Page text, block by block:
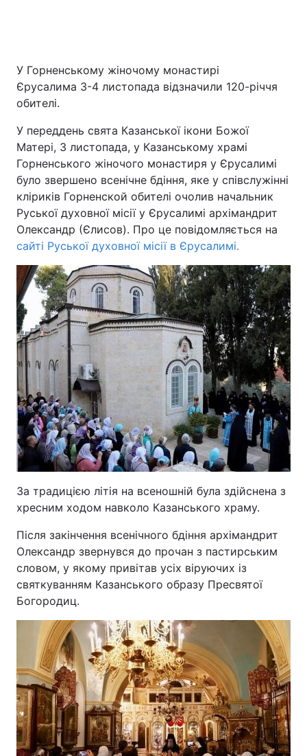
У Горненському жіночому монастирі
Єрусалима 3-4 листопада відзначили 120-річчя
обителі.
У переддень свята Казанської ікони Божої
Матері, 3 листопада, у Казанському храмі
Горненського жіночого монастиря у Єрусалимі
було звершено всенічне бдіння, яке у співслужінні
кліриків Горненской обителі очолив начальник
Руської духовної місії у Єрусалимі архімандрит
Олександр (Єлисов). Про це повідомляється на
сайті Руської духовної місії в Єрусалимі.
За традицією літія на всеношній була здійснена з
хресним ходом навколо Казанського храму.
Після закінчення всенічного бдіння архімандрит
Олександр звернувся до прочан з пастирським
словом, у якому привітав усіх віруючих із
святкуванням Казанського образу Пресвятої
Богородиц.